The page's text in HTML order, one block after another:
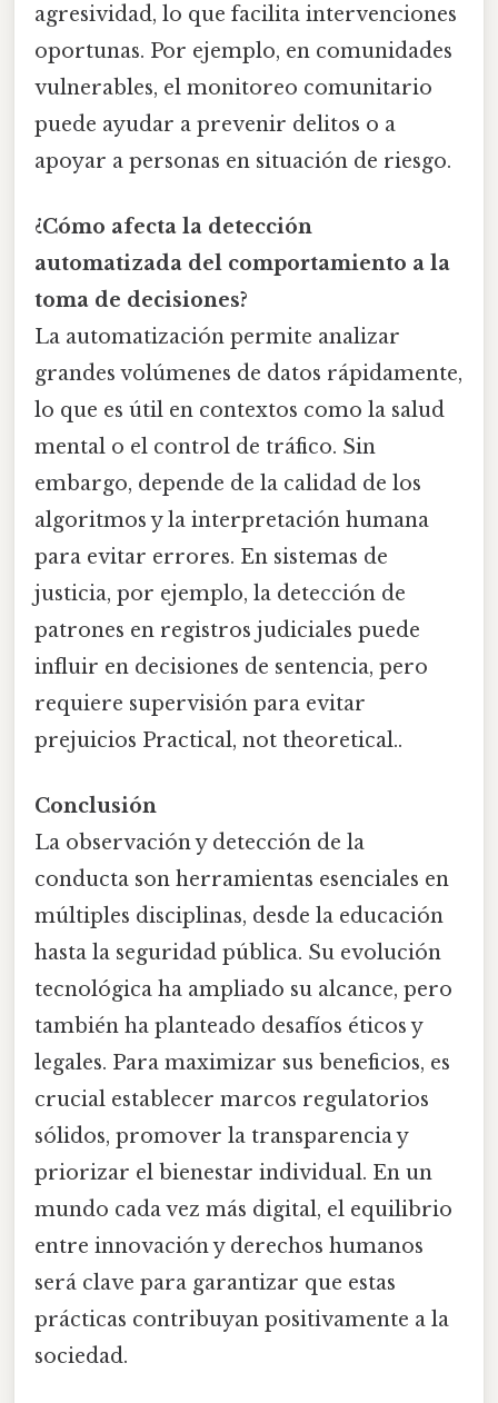
agresividad, lo que facilita intervenciones
oportunas. Por ejemplo, en comunidades
vulnerables, el monitoreo comunitario
puede ayudar a prevenir delitos o a
apoyar a personas en situación de riesgo.
¿Cómo afecta la detección
automatizada del comportamiento a la
toma de decisiones?
La automatización permite analizar
grandes volúmenes de datos rápidamente,
lo que es útil en contextos como la salud
mental o el control de tráfico. Sin
embargo, depende de la calidad de los
algoritmos y la interpretación humana
para evitar errores. En sistemas de
justicia, por ejemplo, la detección de
patrones en registros judiciales puede
influir en decisiones de sentencia, pero
requiere supervisión para evitar
prejuicios Practical, not theoretical..
Conclusión
La observación y detección de la
conducta son herramientas esenciales en
múltiples disciplinas, desde la educación
hasta la seguridad pública. Su evolución
tecnológica ha ampliado su alcance, pero
también ha planteado desafíos éticos y
legales. Para maximizar sus beneficios, es
crucial establecer marcos regulatorios
sólidos, promover la transparencia y
priorizar el bienestar individual. En un
mundo cada vez más digital, el equilibrio
entre innovación y derechos humanos
será clave para garantizar que estas
prácticas contribuyan positivamente a la
sociedad.